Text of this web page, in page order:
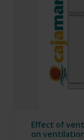
Effect of
on